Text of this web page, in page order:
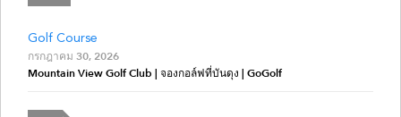
Golf Course
กรกฎาคม 30, 2026
Mountain View Golf Club | จองกอล์ฟที่บันดุง | GoGolf